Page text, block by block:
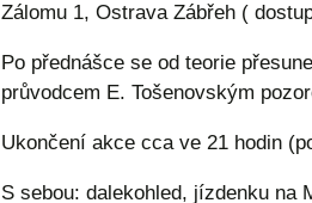
Zálomu 1, Ostrava Zábřeh (
Po přednášce se od teorie
průvodcem E. Tošenovským
Ukončení akce cca ve 21 hodin
S sebou: dalekohled, jízdenku na